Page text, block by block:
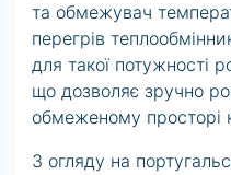
та обмежувач
перегрів
для такої потужності
що дозволяє зручно
обмеженому просторі
З огляду на